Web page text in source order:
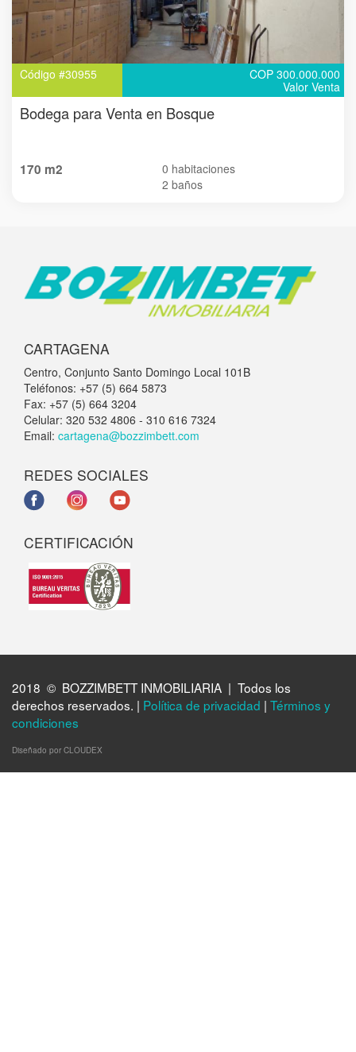
Código #30955
COP 300.000.000
Valor Venta
Bodega para Venta en Bosque
170 m2
0 habitaciones
2 baños
CARTAGENA
Centro, Conjunto Santo Domingo Local 101B
Teléfonos: +57 (5) 664 5873
Fax: +57 (5) 664 3204
Celular: 320 532 4806 - 310 616 7324
Email: cartagena@bozzimbett.com
REDES SOCIALES
CERTIFICACIÓN
2018 © BOZZIMBETT INMOBILIARIA | Todos los
derechos reservados. | Política de privacidad | Términos y
condiciones
Diseñado por CLOUDEX